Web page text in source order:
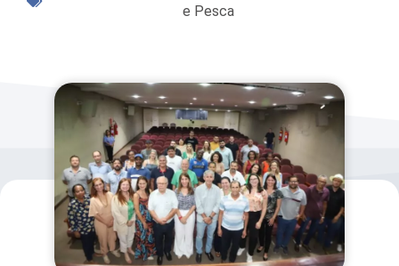
e Pesca